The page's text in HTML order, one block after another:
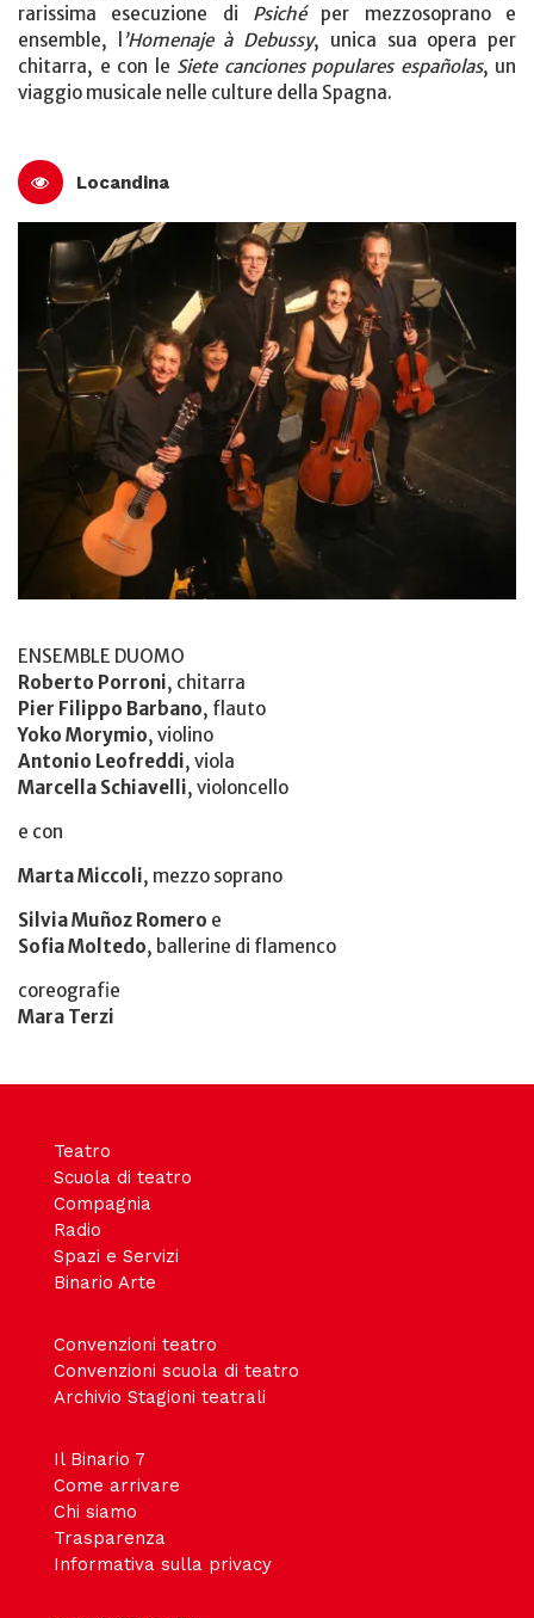
rarissima esecuzione di Psichéper mezzosoprano e
ensemble, l
’Homenaje à Debussy, unica sua opera per
chitarra, e con le Siete canciones populares españolas, un
viaggio musicale nelle culture della Spagna.
Locandina
ENSEMBLE DUOMO
Roberto Porroni, chitarra
Pier Filippo Barbano, flauto
Yoko Morymio, violino
Antonio Leofreddi, viola
Marcella Schiavelli, violoncello
e con
Marta Miccoli, mezzo soprano
Silvia Muñoz Romero e
Sofia Moltedo, ballerine di flamenco
coreografie
Mara Terzi
Teatro
Scuola di teatro
Compagnia
Radio
Spazi e Servizi
Binario Arte
Convenzioni teatro
Convenzioni scuola di teatro
Archivio Stagioni teatrali
Il Binario 7
Come arrivare
Chi siamo
Trasparenza
Informativa sulla privacy